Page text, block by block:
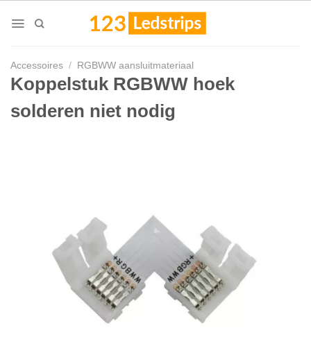
Accessoires / RGBWW aansluitmateriaal
Koppelstuk RGBWW hoek
solderen niet nodig